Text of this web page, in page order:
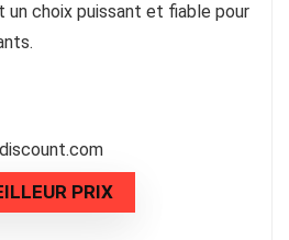
un choix puissant et fiable pour
cdiscount.com
PRIX